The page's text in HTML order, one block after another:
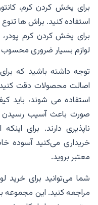
برای پخش کردن کرم،
استفاده کنید‌. براش ها
برای پخش کردن کرم پودر،
لوازم بسیار ضروری
توجه داشته باشید که
اصالت محصولات دقت کنید.
استفاده می شوند، باید
صورت باعث آسیب
ناپذیری دارند. برای
خریداری می‌کنید آسوده
معتبر بروید‌.
شما می‌توانید برای خرید
مراجعه کنید. این مجموعه